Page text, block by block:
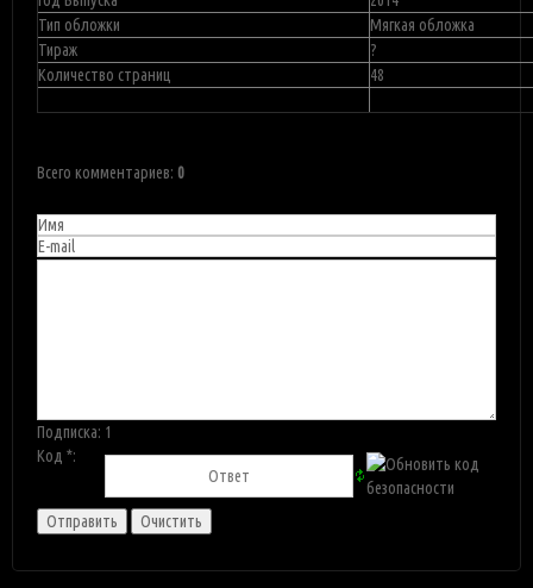
Тип обложки
Мягкая обложка
Тираж
?
Количество страниц
48
Всего комментариев: 0
Подписка: 1
Код *: